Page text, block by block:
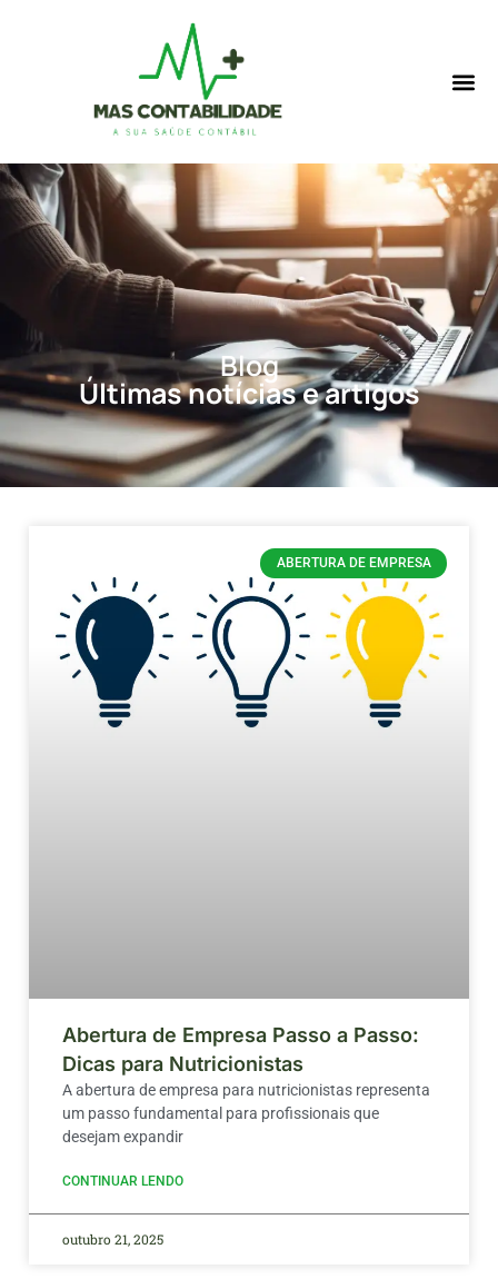
Blog
Últimas notícias e artigos
ABERTURA DE EMPRESA
Abertura de Empresa Passo a Passo:
Dicas para Nutricionistas
A abertura de empresa para nutricionistas representa
um passo fundamental para profissionais que
desejam expandir
CONTINUAR LENDO
outubro 21, 2025